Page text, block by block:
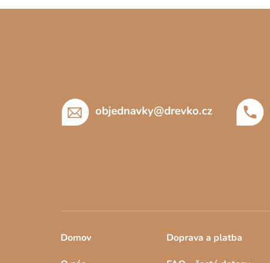
objednavky@drevko.cz
Domov Doprava a platba